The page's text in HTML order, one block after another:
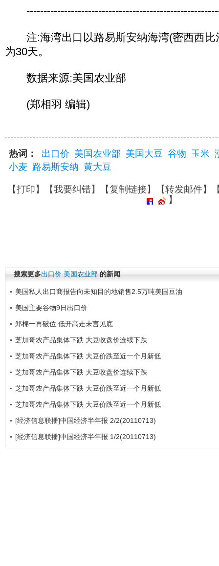
注:海湾出口以路易斯安纳海湾(密西西比
为30天。
数据来源:美国农业部
(郑相羽 编辑)
热词： 出口价 美国农业部 美国大豆 谷物 玉米
小麦 路易斯安纳 黄大豆
【打印】【我要纠错】【复制链接】【转发邮件】
】
搜索更多出口价 美国农业部 的新闻
美国私人出口商报告向未知目的地销售2.5万吨美国豆油
美国主要谷物9日出口价
郑棉一再破位 低开高走未言见底
芝加哥农产品集体下跌 大豆收盘价连续下跌
芝加哥农产品集体下跌 大豆价跌至近一个月新低
芝加哥农产品集体下跌 大豆收盘价连续下跌
芝加哥农产品集体下跌 大豆价跌至近一个月新低
芝加哥农产品集体下跌 大豆价跌至近一个月新低
[经济信息联播]中国经济半年报 2/2(20110713)
[经济信息联播]中国经济半年报 1/2(20110713)